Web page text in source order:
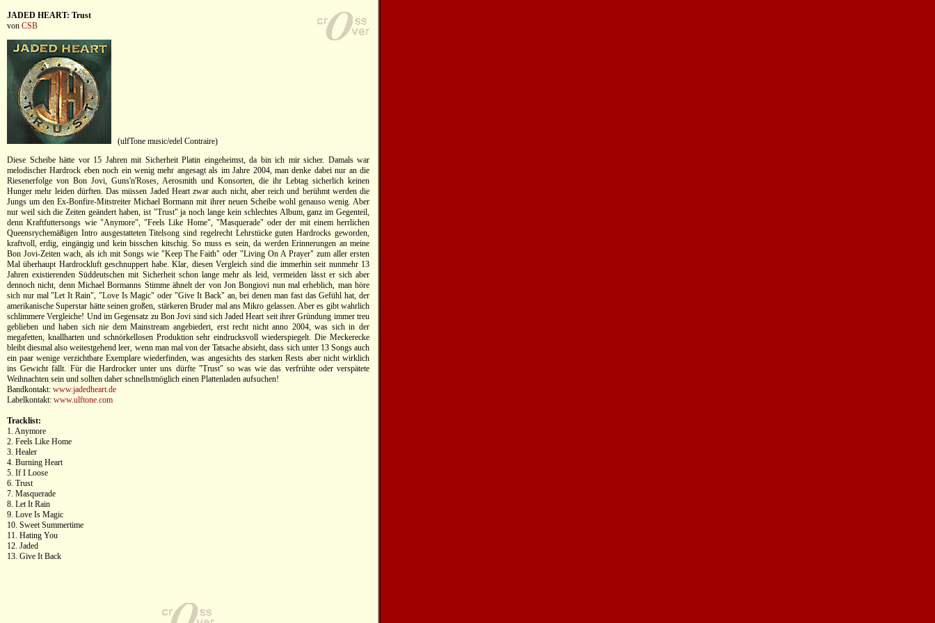
JADED HEART: Trust
von CSB
(ulfTone music/edel Contraire)
Diese Scheibe hätte vor 15 Jahren mit Sicherheit Platin eingeheimst, da bin ich mir sicher. Damals war
melodischer Hardrock eben noch ein wenig mehr angesagt als im Jahre 2004, man denke dabei nur an die
Riesenerfolge von Bon Jovi, Guns'n'Roses, Aerosmith und Konsorten, die ihr Lebtag sicherlich keinen
Hunger mehr leiden dürften. Das müssen Jaded Heart zwar auch nicht, aber reich und berühmt werden die
Jungs um den Ex-Bonfire-Mitstreiter Michael Bormann mit ihrer neuen Scheibe wohl genauso wenig. Aber
nur weil sich die Zeiten geändert haben, ist "Trust" ja noch lange kein schlechtes Album, ganz im Gegenteil,
denn Kraftfuttersongs wie "Anymore", "Feels Like Home", "Masquerade" oder der mit einem herrlichen
Queensrychemäßigen Intro ausgestatteten Titelsong sind regelrecht Lehrstücke guten Hardrocks geworden,
kraftvoll, erdig, eingängig und kein bisschen kitschig. So muss es sein, da werden Erinnerungen an meine
Bon Jovi-Zeiten wach, als ich mit Songs wie "Keep The Faith" oder "Living On A Prayer" zum aller ersten
Mal überhaupt Hardrockluft geschnuppert habe. Klar, diesen Vergleich sind die immerhin seit nunmehr 13
Jahren existierenden Süddeutschen mit Sicherheit schon lange mehr als leid, vermeiden lässt er sich aber
dennoch nicht, denn Michael Bormanns Stimme ähnelt der von Jon Bongiovi nun mal erheblich, man höre
sich nur mal "Let It Rain", "Love Is Magic" oder "Give It Back" an, bei denen man fast das Gefühl hat, der
amerikanische Superstar hätte seinen großen, stärkeren Bruder mal ans Mikro gelassen. Aber es gibt wahrlich
schlimmere Vergleiche! Und im Gegensatz zu Bon Jovi sind sich Jaded Heart seit ihrer Gründung immer treu
geblieben und haben sich nie dem Mainstream angebiedert, erst recht nicht anno 2004, was sich in der
megafetten, knallharten und schnörkellosen Produktion sehr eindrucksvoll wiederspiegelt. Die Meckerecke
bleibt diesmal also weitestgehend leer, wenn man mal von der Tatsache absieht, dass sich unter 13 Songs auch
ein paar wenige verzichtbare Exemplare wiederfinden, was angesichts des starken Rests aber nicht wirklich
ins Gewicht fällt. Für die Hardrocker unter uns dürfte "Trust" so was wie das verfrühte oder verspätete
Weihnachten sein und sollten daher schnellstmöglich einen Plattenladen aufsuchen!
Bandkontakt: www.jadedheart.de
Labelkontakt: www.ulftone.com
Tracklist:
1. Anymore
2. Feels Like Home
3. Healer
4. Burning Heart
5. If I Loose
6. Trust
7. Masquerade
8. Let It Rain
9. Love Is Magic
10. Sweet Summertime
11. Hating You
12. Jaded
13. Give It Back